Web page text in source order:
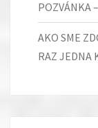
POZVÁNKA
AKO SME
RAZ JEDNA